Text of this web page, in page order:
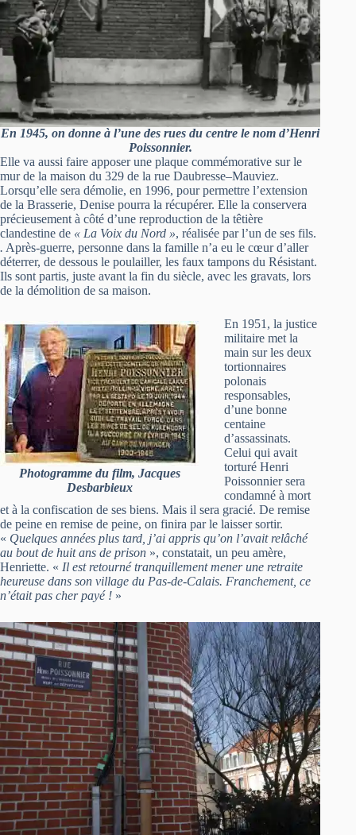
En 1945, on donne à l’une des rues du centre le nom d’Henri
Poissonnier.
Elle va aussi faire apposer une plaque commémorative sur le
mur de la maison du 329 de la rue Daubresse–Mauviez.
Lorsqu’elle sera démolie, en 1996, pour permettre l’extension
de la Brasserie, Denise pourra la récupérer. Elle la conservera
précieusement à côté d’une reproduction de la têtière
clandestine de « La Voix du Nord », réalisée par l’un de ses fils.
. Après-guerre, personne dans la famille n’a eu le cœur d’aller
déterrer, de dessous le poulailler, les faux tampons du Résistant.
Ils sont partis, juste avant la fin du siècle, avec les gravats, lors
de la démolition de sa maison.
Photogramme du film, Jacques
Desbarbieux
En 1951, la justice
militaire met la
main sur les deux
tortionnaires
polonais
responsables,
d’une bonne
centaine
d’assassinats.
Celui qui avait
torturé Henri
Poissonnier sera
condamné à mort
et à la confiscation de ses biens. Mais il sera gracié. De remise
de peine en remise de peine, on finira par le laisser sortir.
« Quelques années plus tard, j’ai appris qu’on l’avait relâché
au bout de huit ans de prison », constatait, un peu amère,
Henriette. « Il est retourné tranquillement mener une retraite
heureuse dans son village du Pas-de-Calais. Franchement, ce
n’était pas cher payé ! »